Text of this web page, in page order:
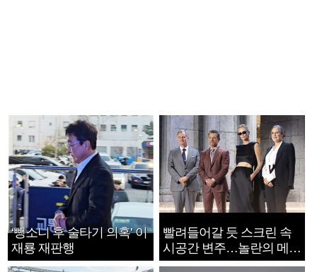
‘뺑소니 후 술타기 의혹’ 이
재룡 재판행
빨려들어갈 듯 스크린 속
시공간 변주…놀란의 메시
지는 ‘전쟁 속죄’